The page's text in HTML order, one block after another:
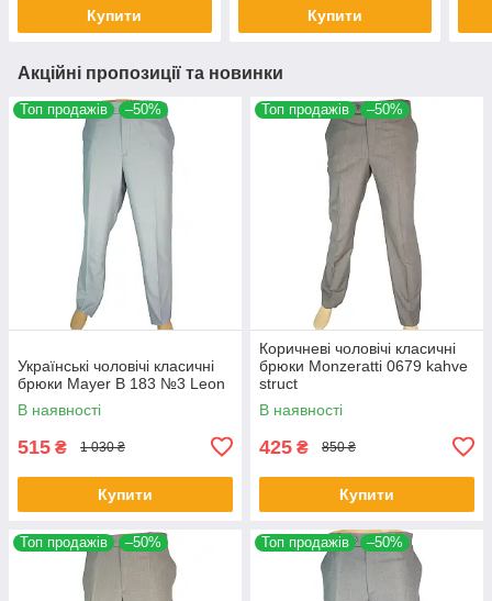
Купити Купити
Акційні пропозиції та новинки
Топ продажів –50%
Українські чоловічі класичні
брюки Mayer B 183 №3 Leon
В наявності
515 ₴ 1 030 ₴
Купити
Топ продажів –50%
Коричневі чоловічі класичні
брюки Monzeratti 0679 kahve
struct
В наявності
425 ₴ 850 ₴
Купити
Топ продажів –50% Топ продажів –50%